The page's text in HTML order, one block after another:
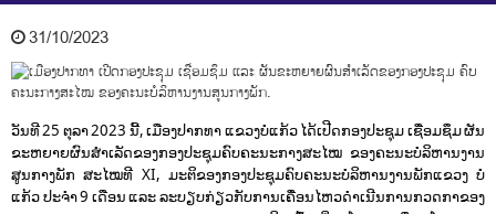
v
i
g
a
i
o
n
31/10/2023
ວັນທີ 25 ຕຸລາ 2023 ນີ້, ເມືອງປາກທາ ແຂວງບໍ່ແກ້ວ ໄດ້ເປີດກອງປະຊຸມ ເຊື່ອມຊຶມ ຜັນ
ຂະຫຍາຍຜົນສໍາເລັດຂອງກອງປະຊຸມຄົບຄະນະກາງສະໄໝ ຂອງຄະນະບໍລິຫານງານ
ສູນກາງພັກ ສະໄໝທີ XI, ມະຕິຂອງກອງປະຊຸມຄົບຄະນະບໍລິຫານງານພັກແຂວງ ບໍ່
ແກ້ວ ປະຈໍາ 9 ເດືອນ ແລະ ລະບຽບກ່ຽວກັບການເຄື່ອນໄຫວດໍາເນີນການກວດກາຂອງ